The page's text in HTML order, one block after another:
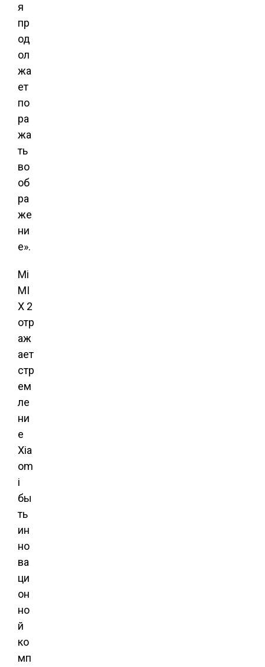
я
пр
од
ол
жа
ет
по
ра
жа
ть
во
об
ра
же
ни
е».
Mi
MI
X 2
отр
аж
ает
стр
ем
ле
ни
е
Xia
om
i
бы
ть
ин
но
ва
ци
он
но
й
ко
мп